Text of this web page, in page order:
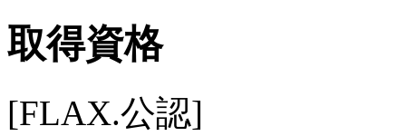
取得資格
[FLAX.公認]